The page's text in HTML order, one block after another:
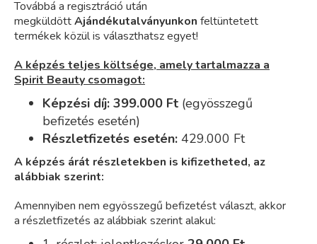
Továbbá a regisztráció után
megküldöttAjándékutalványunkon feltüntetett
termékek közül is választhatsz egyet!
A képzés teljes költsége, amely tartalmazza a
Spirit Beauty csomagot:
Képzési díj: 399.000 Ft (egyösszegű
befizetés esetén)
Részletfizetés esetén: 429.000 Ft
A képzés árát részletekben is kifizetheted, az
alábbiak szerint:
Amennyiben nem egyösszegű befizetést választ, akkor
a részletfizetés az alábbiak szerint alakul: